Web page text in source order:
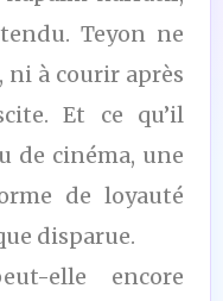
Teyon ne
ni à courir après
Et ce qu’il
de cinéma, une
de loyauté
disparue.
elle encore